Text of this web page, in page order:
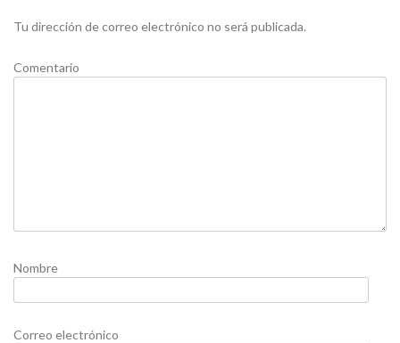
Tu dirección de correo electrónico no será publicada.
Comentario
Nombre
Correo electrónico